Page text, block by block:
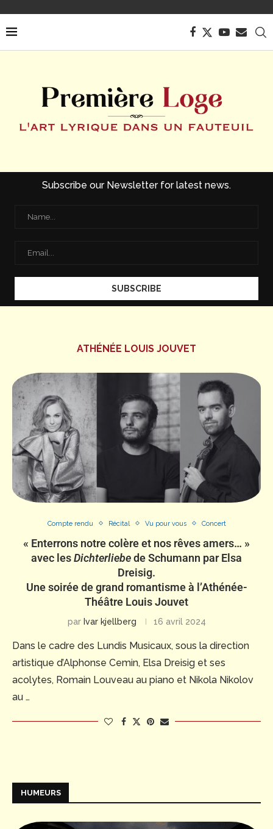
Subscribe our Newsletter for latest news.
ATHÉNÉE LOUIS JOUVET
Compte rendu Récital Vu pour vous Concert
« Enterrons notre colère et nos rêves amers… »
avec lesDichterliebede Schumann par Elsa
Dreisig.
Une soirée de grand romantisme à l’Athénée-
Théâtre Louis Jouvet
par Ivar kjellberg 16 avril 2024
Dans le cadre des Lundis Musicaux, sous la direction
artistique d’Alphonse Cemin, Elsa Dreisig et ses
acolytes, Romain Louveau au piano et Nikola Nikolov
au …
HUMEURS